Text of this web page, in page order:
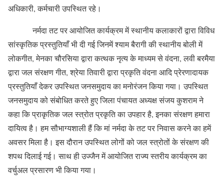
अधिकारी, कर्मचारी उपस्थित रहे।
नर्मदा तट पर आयोजित कार्यक्रम में स्थानीय कलाकारों द्वारा विविध
सांस्कृतिक प्रस्तुतियाँ भी दी गई जिनमें श्याम बैरागी की स्थानीय बोली में
लोकगीत, मेनका चौरसिया द्वारा कत्थक नृत्य के माध्यम से वंदना, लवी बरमैया
द्वारा जल संरक्षण गीत, श्रेया तिवारी द्वारा प्रकृति वंदना आदि प्रेरणादायक
प्रस्तुतियाँ देकर उपस्थित जनसमुदाय का मनोरंजन किया गया। उपस्थित
जनसमुदाय को संबोधित करते हुए जिला पंचायत अध्यक्ष संजय कुशराम ने
कहा कि प्राकृतिक जल स्त्रोत प्रकृति का उपहार है, इनका संरक्षण हमारा
दायित्व है। हम सौभाग्यशाली हैं कि मां नर्मदा के तट पर निवास करने का हमें
अवसर मिला है। इस दौरान उपस्थित लोगों को जल स्त्रोतों के संरक्षण की
शपथ दिलाई गई। साथ ही उज्जैन में आयोजित राज्य स्तरीय कार्यक्रम का
वर्चुअल प्रसारण भी किया गया।